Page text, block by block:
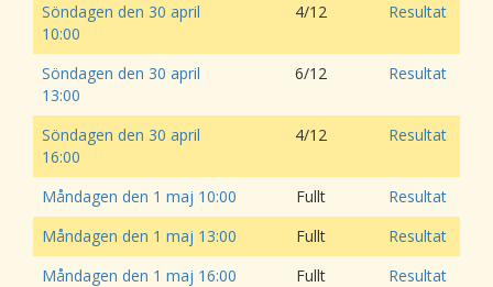
Söndagen den 30 april
10:00
4/12 Resultat
Söndagen den 30 april
13:00
6/12 Resultat
Söndagen den 30 april
16:00
4/12 Resultat
Måndagen den 1 maj 10:00 Fullt
Resultat
Måndagen den 1 maj 13:00
Fullt
Resultat
Måndagen den 1 maj 16:00
Fullt Resultat